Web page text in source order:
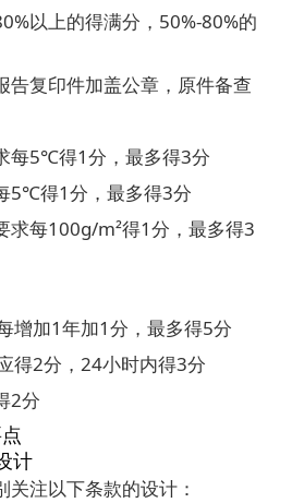
以上的得满分， 50%-80%的
告复印件加盖公章，原件备查
每5℃得1分，最多得3分
5℃得1分，最多得3分
求每100g/m²得1分，最多得3
增加1年加1分，最多得5分
得2分， 24小时内得3分
2分
计
注以下条款的设计：